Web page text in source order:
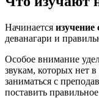
Начинается изучение
деванагари и
Особое внимание
звукам, которых нет
заниматься с
поставить